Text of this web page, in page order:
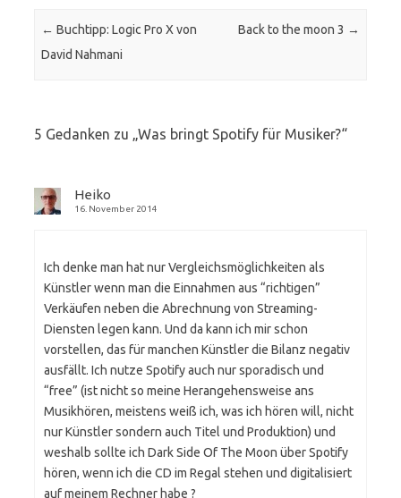
Beitrags-Navigation
← Buchtipp: Logic Pro X von
David Nahmani
Back to the moon 3 →
5 Gedanken zu „Was bringt Spotify für Musiker?“
Heiko
16. November 2014
Ich denke man hat nur Vergleichsmöglichkeiten als
Künstler wenn man die Einnahmen aus “richtigen”
Verkäufen neben die Abrechnung von Streaming-
Diensten legen kann. Und da kann ich mir schon
vorstellen, das für manchen Künstler die Bilanz negativ
ausfällt. Ich nutze Spotify auch nur sporadisch und
“free” (ist nicht so meine Herangehensweise ans
Musikhören, meistens weiß ich, was ich hören will, nicht
nur Künstler sondern auch Titel und Produktion) und
weshalb sollte ich Dark Side Of The Moon über Spotify
hören, wenn ich die CD im Regal stehen und digitalisiert
auf meinem Rechner habe ?